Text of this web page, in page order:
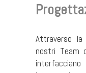
Attraverso la
nostri Team